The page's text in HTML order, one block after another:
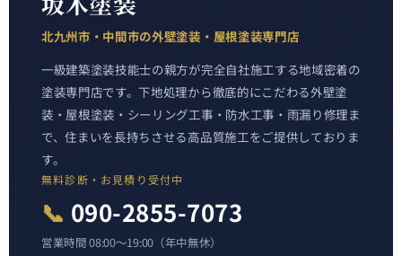
北九州市・中間市の外壁塗装・屋根塗装専門店
一級建築塗装技能士の親方が完全自社施工する地域密着の
塗装専門店です。下地処理から徹底的にこだわる外壁塗
装・屋根塗装・シーリング工事・防水工事・雨漏り修理ま
で、住まいを長持ちさせる高品質施工をご提供しておりま
す。
無料診断・お見積り受付中
📞 090-2855-7073
営業時間 08:00〜19:00（年中無休）